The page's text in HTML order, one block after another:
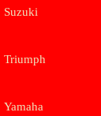
Suzuki
Triumph
Yamaha